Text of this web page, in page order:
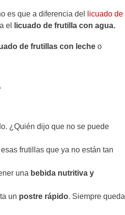
es que a diferencia del
licuado de
el licuado de frutilla con agua.
de frutillas con leche o
¿Quién dijo que no se puede
frutillas que ya no están tan
una bebida nutritiva y
un postre rápido. Siempre queda